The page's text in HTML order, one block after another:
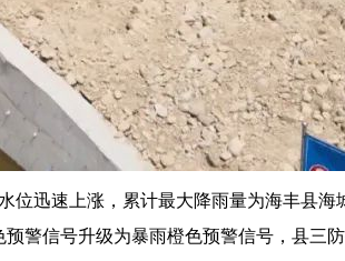
迅速上涨，累计最大降雨量为海丰县海
警信号升级为暴雨橙色预警信号，县